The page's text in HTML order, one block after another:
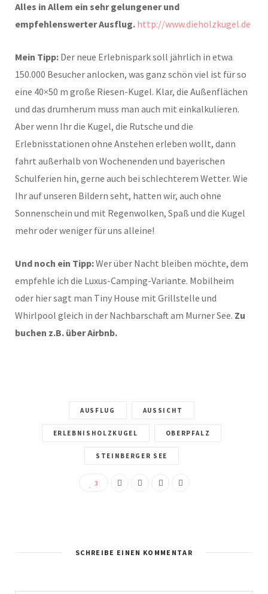
Alles in Allem ein sehr gelungener und
empfehlenswerter Ausflug. http://www.dieholzkugel.de
Mein Tipp: Der neue Erlebnispark soll jährlich in etwa
150.000 Besucher anlocken, was ganz schön viel ist für so
eine 40×50 m große Riesen-Kugel. Klar, die Außenflächen
und das drumherum muss man auch mit einkalkulieren.
Aber wenn Ihr die Kugel, die Rutsche und die
Erlebnisstationen ohne Anstehen erleben wollt, dann
fahrt außerhalb von Wochenenden und bayerischen
Schulferien hin, gerne auch bei schlechterem Wetter. Wie
Ihr auf unseren Bildern seht, hatten wir, auch ohne
Sonnenschein und mit Regenwolken, Spaß und die Kugel
mehr oder weniger für uns alleine!
Und noch ein Tipp:Wer über Nacht bleiben möchte, dem
empfehle ich die Luxus-Camping-Variante. Mobilheim
oder hier sagt man Tiny House mit Grillstelle und
Whirlpool gleich in der Nachbarschaft am Murner See. Zu
buchen z.B. über Airbnb.
AUSFLUG AUSSICHT
ERLEBNISHOLZKUGEL OBERPFALZ
STEINBERGER SEE
3
SCHREIBE EINEN KOMMENTAR